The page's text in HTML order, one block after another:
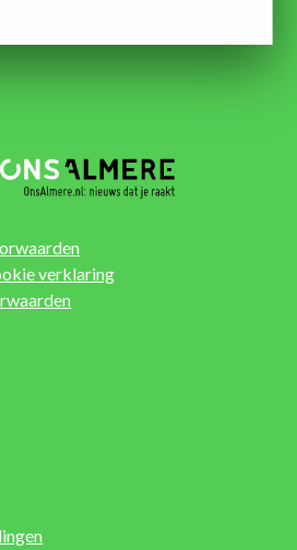
verklaring